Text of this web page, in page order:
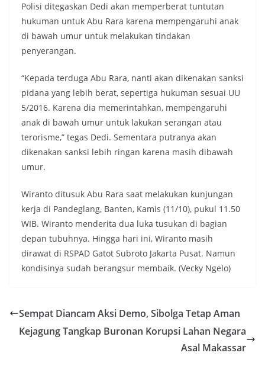
Polisi ditegaskan Dedi akan memperberat tuntutan
hukuman untuk Abu Rara karena mempengaruhi anak
di bawah umur untuk melakukan tindakan
penyerangan.
“Kepada terduga Abu Rara, nanti akan dikenakan sanksi
pidana yang lebih berat, sepertiga hukuman sesuai UU
5/2016. Karena dia memerintahkan, mempengaruhi
anak di bawah umur untuk lakukan serangan atau
terorisme,” tegas Dedi. Sementara putranya akan
dikenakan sanksi lebih ringan karena masih dibawah
umur.
Wiranto ditusuk Abu Rara saat melakukan kunjungan
kerja di Pandeglang, Banten, Kamis (11/10), pukul 11.50
WIB. Wiranto menderita dua luka tusukan di bagian
depan tubuhnya. Hingga hari ini, Wiranto masih
dirawat di RSPAD Gatot Subroto Jakarta Pusat. Namun
kondisinya sudah berangsur membaik. (Vecky Ngelo)
Sempat Diancam Aksi Demo, Sibolga Tetap Aman
Kejagung Tangkap Buronan Korupsi Lahan Negara
Asal Makassar